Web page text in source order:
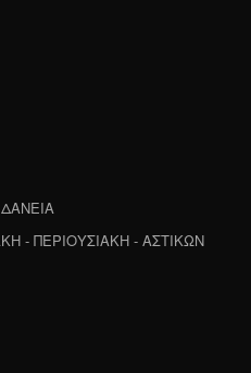
- ΠΕΡΙΟΥΣΙΑΚΗ - ΑΣΤΙΚΩΝ